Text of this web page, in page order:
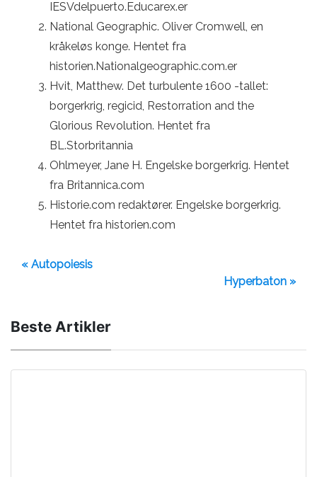
IESVdelpuerto.Educarex.er
National Geographic. Oliver Cromwell, en
kråkeløs konge. Hentet fra
historien.Nationalgeographic.com.er
Hvit, Matthew. Det turbulente 1600 -tallet:
borgerkrig, regicid, Restorration and the
Glorious Revolution. Hentet fra
BL.Storbritannia
Ohlmeyer, Jane H. Engelske borgerkrig. Hentet
fra Britannica.com
Historie.com redaktører. Engelske borgerkrig.
Hentet fra historien.com
« Autopoiesis
Hyperbaton »
Beste Artikler